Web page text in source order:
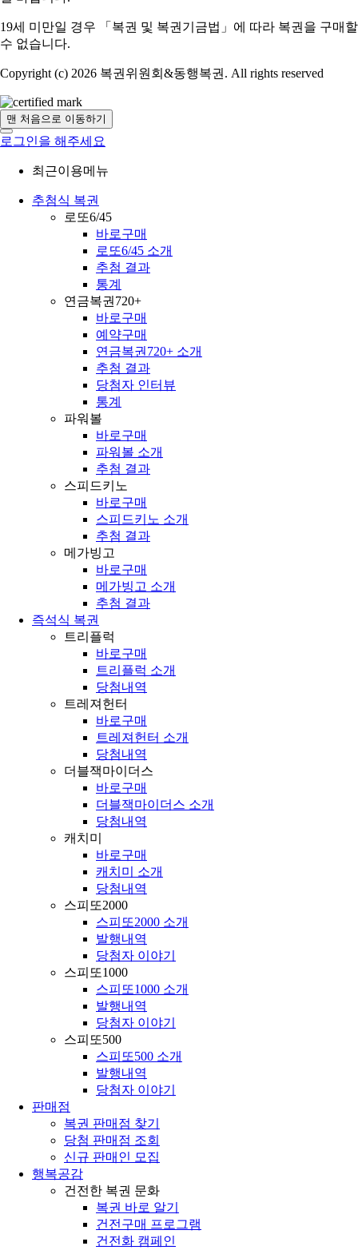
19세 미만일 경우 「복권 및 복권기금법」에 따라 복권을 구매할
수 없습니다.
Copyright (c) 2026 복권위원회&동행복권. All rights reserved
맨 처음으로 이동하기
로그인을 해주세요
최근이용메뉴
추첨식 복권
로또6/45
바로구매
로또6/45 소개
추첨 결과
통계
연금복권720+
바로구매
예약구매
연금복권720+ 소개
추첨 결과
당첨자 인터뷰
통계
파워볼
바로구매
파워볼 소개
추첨 결과
스피드키노
바로구매
스피드키노 소개
추첨 결과
메가빙고
바로구매
메가빙고 소개
추첨 결과
즉석식 복권
트리플럭
바로구매
트리플럭 소개
당첨내역
트레져헌터
바로구매
트레져헌터 소개
당첨내역
더블잭마이더스
바로구매
더블잭마이더스 소개
당첨내역
캐치미
바로구매
캐치미 소개
당첨내역
스피또2000
스피또2000 소개
발행내역
당첨자 이야기
스피또1000
스피또1000 소개
발행내역
당첨자 이야기
스피또500
스피또500 소개
발행내역
당첨자 이야기
판매점
복권 판매점 찾기
당첨 판매점 조회
신규 판매인 모집
행복공감
건전한 복권 문화
복권 바로 알기
건전구매 프로그램
건전화 캠페인